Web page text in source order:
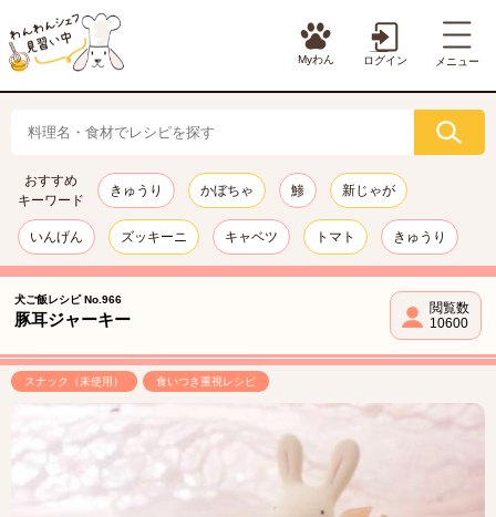
Myわん ログイン メニュー
おすすめ
キーワード
きゅうり かぼちゃ 鯵 新じゃが
いんげん ズッキーニ キャベツ トマト きゅうり
犬ご飯レシピ No.966
豚耳ジャーキー
閲覧数
10600
スナック（未使用） 食いつき重視レシピ